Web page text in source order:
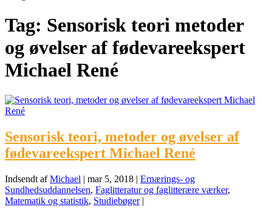
Tag: Sensorisk teori metoder
og øvelser af fødevareekspert
Michael René
Sensorisk teori, metoder og øvelser af
fødevareekspert Michael René
Indsendt afMichael | mar 5, 2018 | Ernærings- og
Sundhedsuddannelsen, Faglitteratur og faglitterære værker,
Matematik og statistik, Studiebøger|